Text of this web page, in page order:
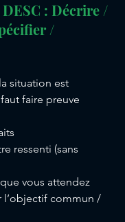
: Décrire /
/
situation est
faire preuve
ressenti (sans
vous attendez
l’objectif commun /